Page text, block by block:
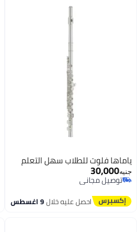
ياماها فلوت للطلاب سهل التعلم
جنيه30,000
توصيل مجاني
توصيل مجاني
احصل عليه خلال9 اغسطس